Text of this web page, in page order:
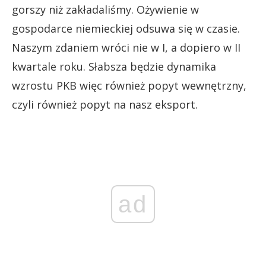
gorszy niż zakładaliśmy. Ożywienie w
gospodarce niemieckiej odsuwa się w czasie.
Naszym zdaniem wróci nie w I, a dopiero w II
kwartale roku. Słabsza będzie dynamika
wzrostu PKB więc również popyt wewnętrzny,
czyli również popyt na nasz eksport.
ad